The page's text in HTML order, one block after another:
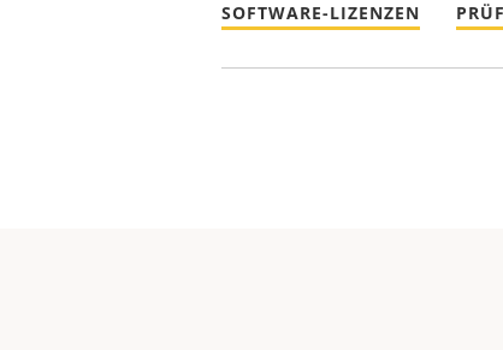
SOFTWARE-LIZENZEN